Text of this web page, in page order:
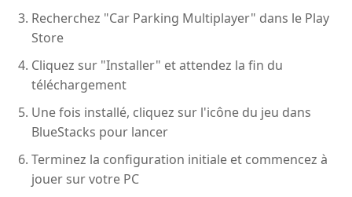
Recherchez "Car Parking Multiplayer" dans le Play
Store
Cliquez sur "Installer" et attendez la fin du
téléchargement
Une fois installé, cliquez sur l'icône du jeu dans
BlueStacks pour lancer
Terminez la configuration initiale et commencez à
jouer sur votre PC